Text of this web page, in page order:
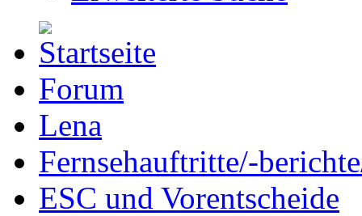
Forum
Lena
Fernsehauftritte/-
ESC und Vorentscheide